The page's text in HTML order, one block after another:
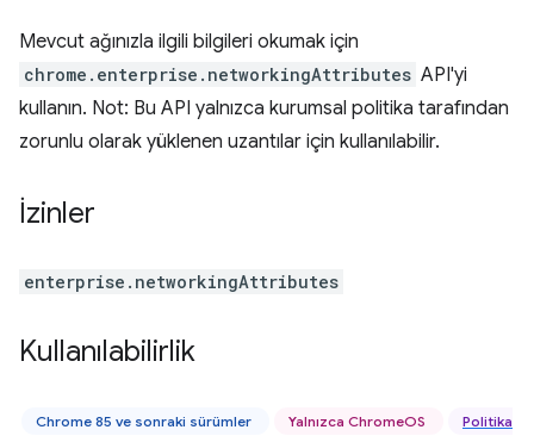
Mevcut ağınızla ilgili bilgileri okumak için
chrome.enterprise.networkingAttributes API'yi
kullanın. Not: Bu API yalnızca kurumsal politika tarafından
zorunlu olarak yüklenen uzantılar için kullanılabilir.
İzinler
enterprise.networkingAttributes
Kullanılabilirlik
Chrome 85 ve sonraki sürümler Yalnızca ChromeOS
Politika